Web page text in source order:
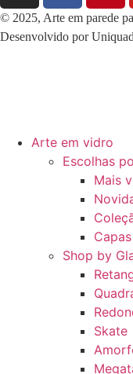
© 2025, Arte em parede
Desenvolvido por
Arte em vidro
Escolhas
Mais
Shop by
Skate